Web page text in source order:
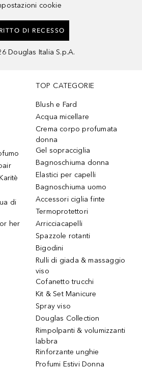
cookie
DI RECESSO
Douglas Italia S.p.A.
di
her
TOP CATEGORIE
Blush e Fard
Acqua micellare
Crema corpo profumata
donna
Gel sopracciglia
Bagnoschiuma donna
Elastici per capelli
Bagnoschiuma uomo
Accessori ciglia finte
Termoprotettori
Arricciacapelli
Spazzole rotanti
Bigodini
Rulli di giada & massaggio
viso
Cofanetto trucchi
Kit & Set Manicure
Spray viso
Douglas Collection
Rimpolpanti & volumizzanti
labbra
Rinforzante unghie
Profumi Estivi Donna